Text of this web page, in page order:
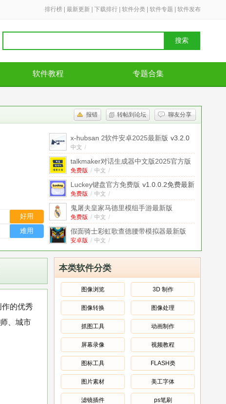
排行榜 最新更新 下载排行 软件分类 软件专题 软件发布
搜索
软件教程 专题合集
报错 转帖到论坛 聊友分享
好用
难用
x-hubsan 2软件安卓2025最新版 v3.2.0
手机版
中文 /
talkmaker对话生成器中文版2025官方版
v3.8.8.27免费版
免费版 / 中文 /
Luckey键盘官方免费版 v1.0.0.2免费最新
版
免费版 / 中文 /
鬼屠夫皇家马德里模组手游最新版
（Psychopath Hunt Real Madrid）
v1.1.1安卓免费版
免费版 / 中文 /
假面骑士彩虹歌查德腰带模拟器最新版
(Gotchard SIM)
安卓版 / 中文 /
版
中文 /
yuchen我的世界矿透客户端正版2026手
机版 v2.9.5.234925
中文 /
hoyoget工具箱下载2025最新版本 v1.9安
卓版
安卓版 / 中文
hoyoget抽卡分析APP最新版本免费版
v2.2.0手机版
中文 /
hu轻搜索软件2025最新版本免费版
手机版
中文 /
本类软件分类
图像浏览 3D 制作
图像转换 图像处理
抓图工具 动画制作
屏幕录像 视频教程
图标工具 FLASH类
图片素材 美工字体
滤镜插件 ps笔刷
的优秀
、城市